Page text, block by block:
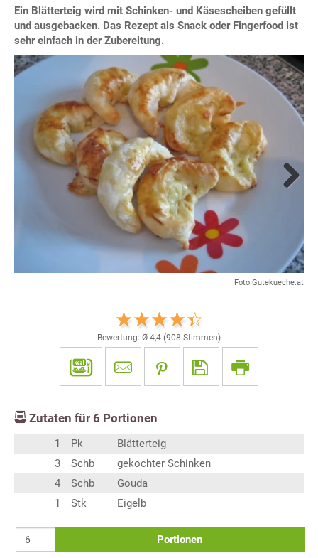
Ein Blätterteig wird mit Schinken- und Käsescheiben gefüllt
und ausgebacken. Das Rezept als Snack oder Fingerfood ist
sehr einfach in der Zubereitung.
Foto Gutekueche.at
Bewertung: Ø 4,4 (908 Stimmen)
Zutaten für 6 Portionen
1 Pk
Blätterteig
3
Schb
gekochter Schinken
4
Schb
Gouda
1
Stk Eigelb
Portionen